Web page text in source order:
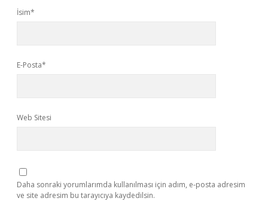
İsim*
E-Posta*
Web Sitesi
Daha sonraki yorumlarımda kullanılması için adım, e-posta adresim
ve site adresim bu tarayıcıya kaydedilsin.